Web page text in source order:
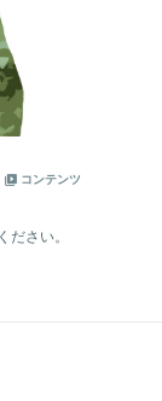
コンテンツ
さい。